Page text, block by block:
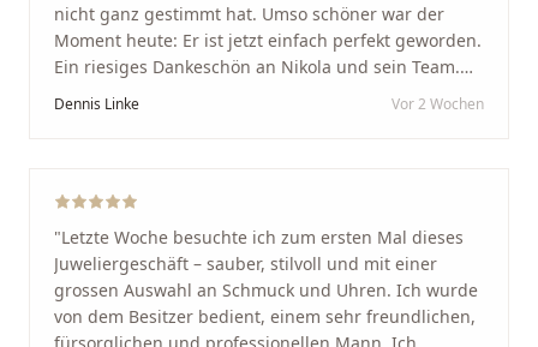
nicht ganz gestimmt hat. Umso schöner war der
Moment heute: Er ist jetzt einfach perfekt geworden.
Ein riesiges Dankeschön an Nikola und sein Team.
Vom ersten Termin an wurden wir jedes Mal
Arbeit und seine Kunden wirklich am Herzen liegen.
Service und echte Herzlichkeit schätzt, ist hier genau
richtig."
Dennis Linke Vor 2 Wochen
"Letzte Woche besuchte ich zum ersten Mal dieses
Juweliergeschäft – sauber, stilvoll und mit einer
grossen Auswahl an Schmuck und Uhren. Ich wurde
von dem Besitzer bedient, einem sehr freundlichen,
fürsorglichen und professionellen Mann. Ich